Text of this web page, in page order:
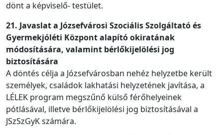
dönt a képviselő- testület.
21. Javaslat a Józsefvárosi Szociális Szolgáltató és
Gyermekjóléti Központ alapító okiratának
módosítására, valamint bérlőkijelölési jog
biztosítására
A döntés célja a Józsefvárosban nehéz helyzetbe került
személyek, családok lakhatási helyzetének javítása, a
LÉLEK program megszűnő külső férőhelyeinek
pótlásával, illetve bérlőkijelölési jog biztosításával a
JSzSzGyK számára.